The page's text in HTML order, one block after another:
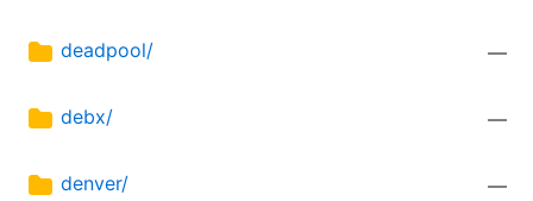
deadpool/ —
debx/ —
denver/ —